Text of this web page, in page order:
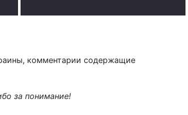
комментарии содержащие
за понимание!